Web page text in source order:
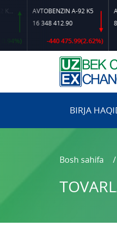
AVTOBENZIN A-92 K5
16 348 412.90
-440 475.99(2.62%)
8 302
BIRJA
Bosh sahifa